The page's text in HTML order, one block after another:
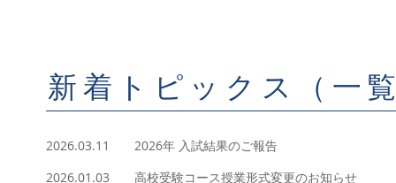
新着トピックス（一
2026.03.11 2026年 入試結果のご報告
2026.01.03 高校受験コース授業形式変更のお知らせ